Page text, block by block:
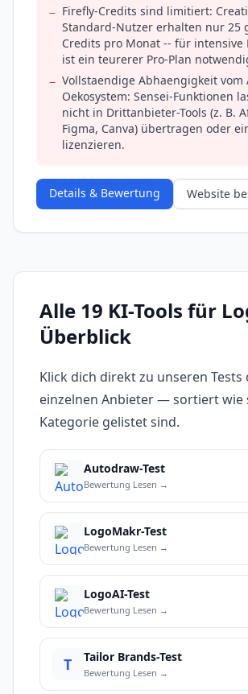
− Firefly-Credits sind limitiert:
Standard-Nutzer erhalten nur 25
Credits pro Monat -- für intensive
ist ein teurerer Pro-Plan
− Vollstaendige Abhaengigkeit vom
Oekosystem: Sensei-Funktionen
nicht in Drittanbieter-Tools (z. B.
Figma, Canva) übertragen oder
lizenzieren.
Details & Bewertung Website
Alle 19 KI-Tools für
Überblick
Klick dich direkt zu unseren Tests
einzelnen Anbieter — sortiert wie
Kategorie gelistet sind.
Autodraw-Test
Bewertung Lesen →
LogoMakr-Test
Bewertung Lesen →
LogoAI-Test
Bewertung Lesen →
T Tailor Brands-Test
Bewertung Lesen →